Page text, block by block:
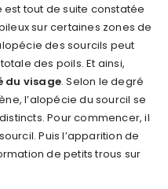
tout de suite constatée
sur certaines zones de
des sourcils peut
des poils. Et ainsi,
du visage. Selon le degré
l’alopécie du sourcil se
Pour commencer, il
Puis l’apparition de
de petits trous sur